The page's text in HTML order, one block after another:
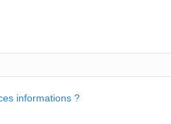
informations ?